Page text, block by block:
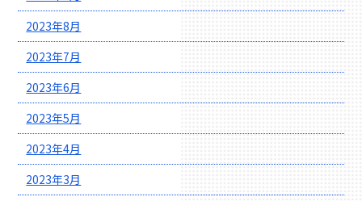
2023年8月
2023年7月
2023年6月
2023年5月
2023年4月
2023年3月